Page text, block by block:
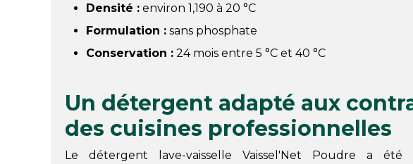
Densité : environ 1,190 à 20 °C
Formulation : sans phosphate
Conservation : 24 mois entre 5 °C et 40 °C
Un détergent adapté aux
des cuisines professionnelles
Le détergent lave-vaisselle Vaissel'Net Poudre a été